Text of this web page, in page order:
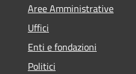
Aree Amministrative
Uffici
Enti e fondazioni
Politici